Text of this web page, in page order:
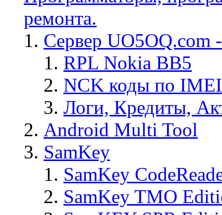
ремонта.
Сервер
RPL Nokia BB5
NCK коды по IMEI
Логи, Кредиты,
Android Multi Tool
SamKey
SamKey
SamKey TMO